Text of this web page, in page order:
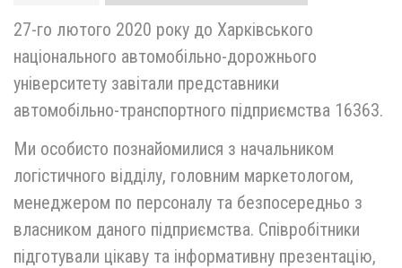
27-го лютого 2020 року до Харківського
національного автомобільно-дорожнього
університету завітали представники
автомобільно-транспортного підприємства 16363.
Ми особисто познайомилися з начальником
логістичного відділу, головним маркетологом,
менеджером по персоналу та безпосередньо з
власником даного підприємства. Співробітники
підготували цікаву та інформативну презентацію,